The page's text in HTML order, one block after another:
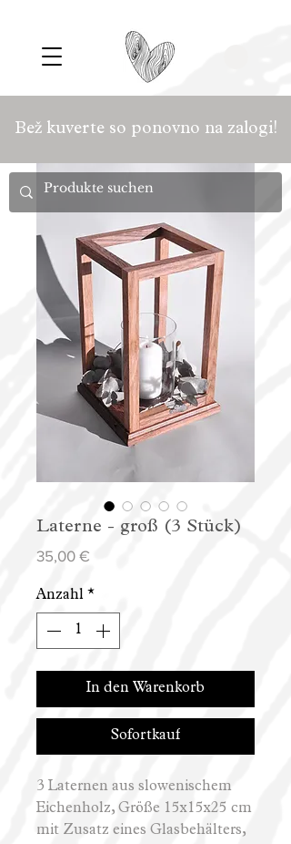
Bež kuverte so ponovno na zalogi!
Laterne - groß (3 Stück)
35,00 €
Anzahl *
In den Warenkorb
Sofortkauf
3 Laternen aus slowenischem
Eichenholz, Größe 15x15x25 cm
mit Zusatz eines Glasbehälters,